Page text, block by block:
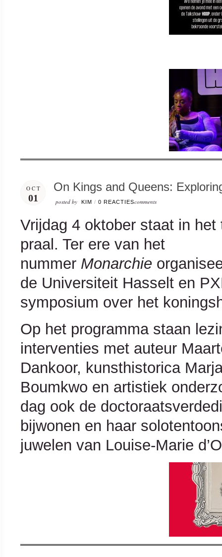
OCT
01
On Kings and Queens:
posted by KIM / 0 REACTIEScomments
Vrijdag 4 oktober staat in
praal. Ter ere van het
nummer Monarchie
de Universiteit Hasselt en
symposium over het
Op het programma staan
interventies met auteur
Dankoor, kunsthistorica
Boumkwo en artistiek
dag ook de
bijwonen en haar
juwelen van Louise-Marie